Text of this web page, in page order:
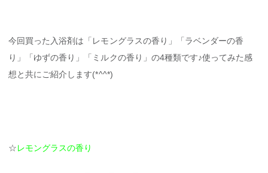
今回買った入浴剤は「レモングラスの香り」「ラベンダーの香
り」「ゆずの香り」「ミルクの香り」の4種類です♪使ってみた感
想と共にご紹介します(*^^*)
☆レモングラスの香り